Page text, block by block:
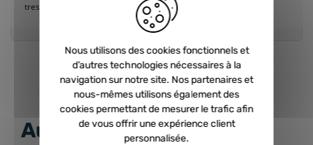
tres bonne qualité, montage facile
Autres produits
Nous utilisons des cookies fonctionnels et
d’autres technologies nécessaires à la
navigation sur notre site. Nos partenaires et
nous-mêmes utilisons également des
cookies permettant de mesurer le trafic afin
de vous offrir une expérience client
personnalisée.